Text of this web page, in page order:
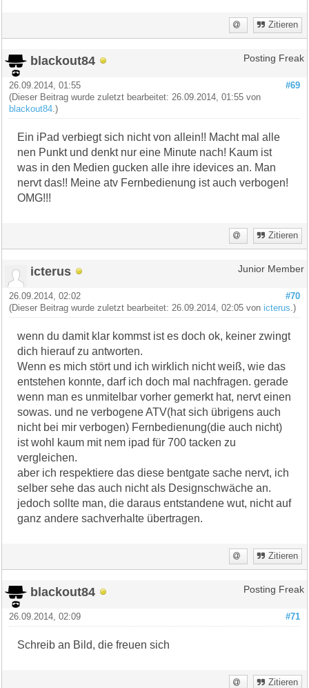
Zitieren
blackout84 Posting Freak
#69
26.09.2014, 01:55
(Dieser Beitrag wurde zuletzt bearbeitet: 26.09.2014, 01:55 von
blackout84 .)
Ein iPad verbiegt sich nicht von allein!! Macht mal alle
nen Punkt und denkt nur eine Minute nach! Kaum ist
was in den Medien gucken alle ihre idevices an. Man
nervt das!! Meine atv Fernbedienung ist auch verbogen!
OMG!!!
Zitieren
icterus Junior Member
#70
26.09.2014, 02:02
(Dieser Beitrag wurde zuletzt bearbeitet: 26.09.2014, 02:05 vonicterus .)
wenn du damit klar kommst ist es doch ok, keiner zwingt
dich hierauf zu antworten.
Wenn es mich stört und ich wirklich nicht weiß, wie das
entstehen konnte, darf ich doch mal nachfragen. gerade
wenn man es unmitelbar vorher gemerkt hat, nervt einen
sowas. und ne verbogene ATV(hat sich übrigens auch
nicht bei mir verbogen) Fernbedienung(die auch nicht)
ist wohl kaum mit nem ipad für 700 tacken zu
vergleichen.
aber ich respektiere das diese bentgate sache nervt, ich
selber sehe das auch nicht als Designschwäche an.
jedoch sollte man, die daraus entstandene wut, nicht auf
ganz andere sachverhalte übertragen.
Zitieren
blackout84 Posting Freak
#71
26.09.2014, 02:09
Schreib an Bild, die freuen sich
Zitieren